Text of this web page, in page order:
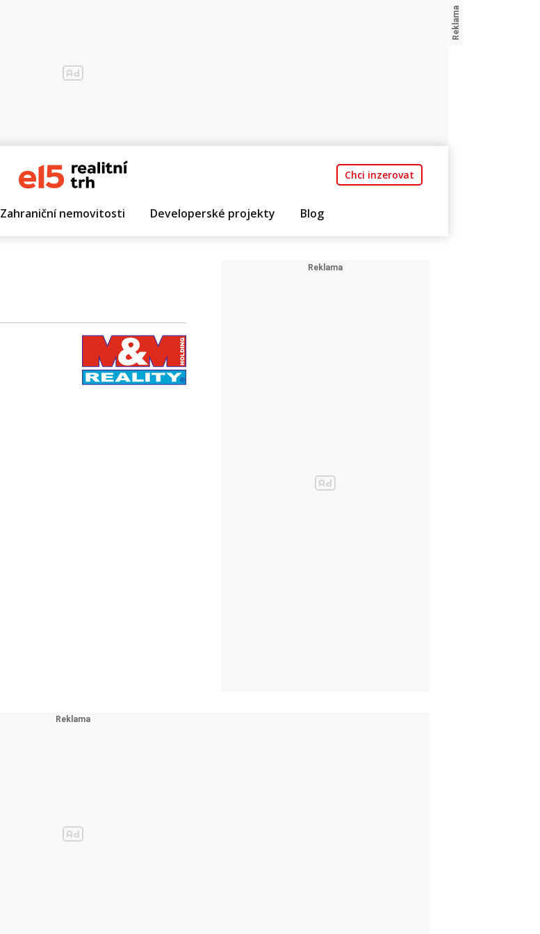
Chci inzerovat
Zahraniční nemovitosti Developerské projekty Blog